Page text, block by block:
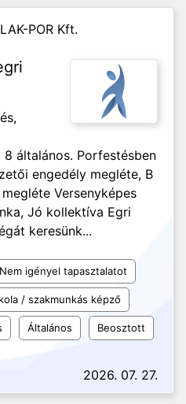
POR Kft.
8 általános. Porfestésben
engedély megléte, B
Versenyképes
Jó kollektíva Egri
keresünk...
Nem igényel tapasztalatot
/ szakmunkás képző
Általános Beosztott
2026. 07. 27.